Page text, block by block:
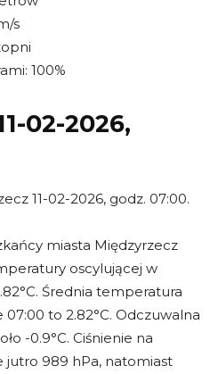
s
100%
02-2026,
11-02-2026, godz. 07:00.
miasta Międzyrzecz
oscylującej w
Średnia temperatura
to 2.82°C. Odczuwalna
-0.9°C. Ciśnienie na
jutro 989 hPa, natomiast